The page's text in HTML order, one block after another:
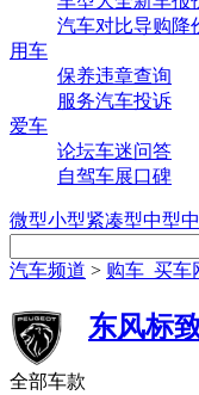
汽车对比导购降
用车
保养违章查询
服务汽车投诉
爱车
论坛车迷问答
自驾车展口碑
微型小型紧凑型中型
汽车频道 > 购车_买车
东风标
全部车款